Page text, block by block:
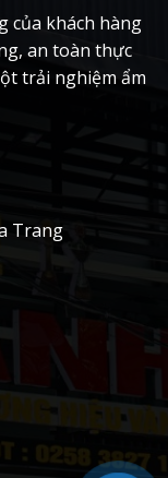
của khách hàng
an toàn thực
trải nghiệm ẩm
Trang